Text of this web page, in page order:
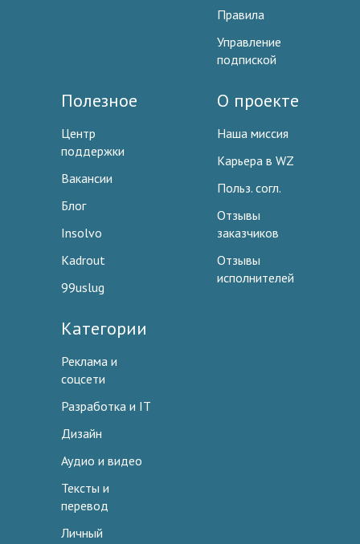
Правила
Управление
подпиской
Полезное
Центр
поддержки
Вакансии
Блог
Insolvo
Kadrout
99uslug
О проекте
Наша миссия
Карьера в WZ
Польз. согл.
Отзывы
заказчиков
Отзывы
исполнителей
Категории
Реклама и
соцсети
Разработка и IT
Дизайн
Аудио и видео
Тексты и
перевод
Личный